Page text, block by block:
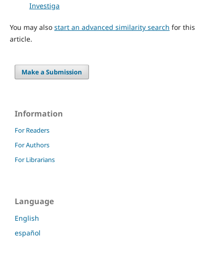
Investiga
You may also start an advanced similarity search for this
article.
Make a Submission
Information
For Readers
For Authors
For Librarians
Language
English
español